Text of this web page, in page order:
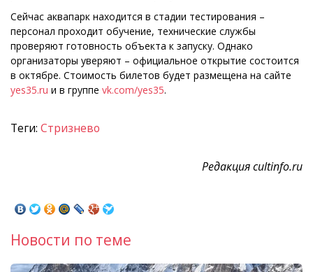
Сейчас аквапарк находится в стадии тестирования –
персонал проходит обучение, технические службы
проверяют готовность объекта к запуску. Однако
организаторы уверяют – официальное открытие состоится
в октябре. Стоимость билетов будет размещена на сайте
yes35.ru и в группе vk.com/yes35.
Теги: Стризнево
Редакция cultinfo.ru
Новости по теме